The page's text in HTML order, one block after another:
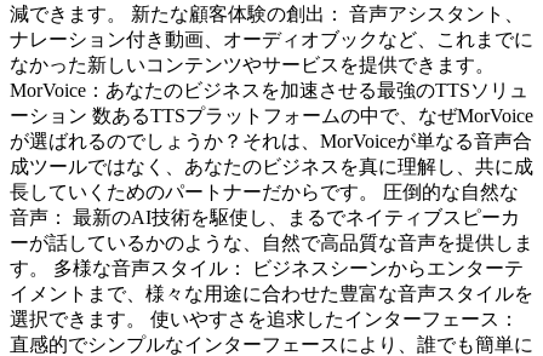
減できます。 新たな顧客体験の創出： 音声アシスタント、
ナレーション付き動画、オーディオブックなど、これまでに
なかった新しいコンテンツやサービスを提供できます。
MorVoice：あなたのビジネスを加速させる最強のTTSソリュ
ーション 数あるTTSプラットフォームの中で、なぜMorVoice
が選ばれるのでしょうか？それは、MorVoiceが単なる音声合
成ツールではなく、あなたのビジネスを真に理解し、共に成
長していくためのパートナーだからです。 圧倒的な自然な
音声： 最新のAI技術を駆使し、まるでネイティブスピーカ
ーが話しているかのような、自然で高品質な音声を提供しま
す。 多様な音声スタイル： ビジネスシーンからエンターテ
イメントまで、様々な用途に合わせた豊富な音声スタイルを
選択できます。 使いやすさを追求したインターフェース：
直感的でシンプルなインターフェースにより、誰でも簡単に